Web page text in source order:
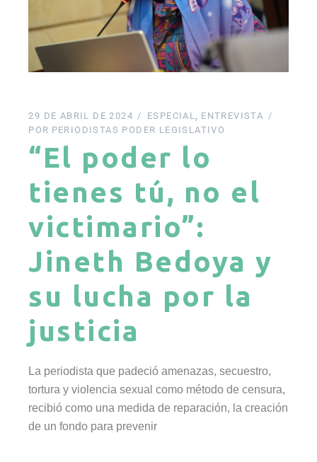
29 DE ABRIL DE 2024 ESPECIAL
ENTREVISTA
POR PERIODISTAS PODER LEGISLATIVO
“El poder lo
tienes tú, no el
victimario”:
Jineth Bedoya y
su lucha por la
justicia
La periodista que padeció amenazas, secuestro,
tortura y violencia sexual como método de censura,
recibió como una medida de reparación, la creación
de un fondo para prevenir